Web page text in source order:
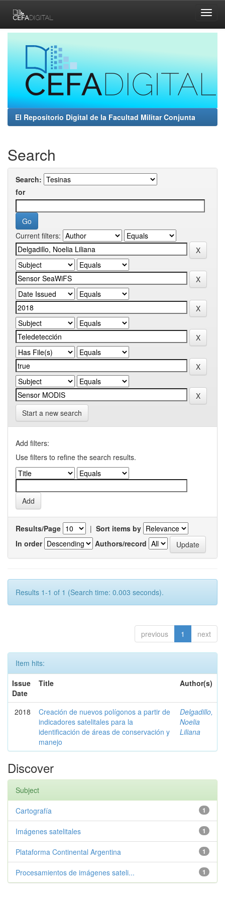
navigation
El Repositorio Digital de la Facultad Militar Conjunta
Search
Search:
for
Current filters:
Start a new search
Add filters:
Use filters to refine the search results.
Results/Page | Sort items by
In order
Authors/record
Results 1-1 of 1 (Search time: 0.003 seconds).
previous 1 next
Item hits:
Issue
Date
Title Author(s)
2018
Creación de nuevos polígonos a partir de
indicadores satelitales para la
identificación de áreas de conservación y
manejo
Delgadillo,
Noelia
Liliana
Discover
Subject
1
Cartografía
1
Imágenes satelitales
1
Plataforma Continental Argentina
1
Procesamientos de imágenes sateli...